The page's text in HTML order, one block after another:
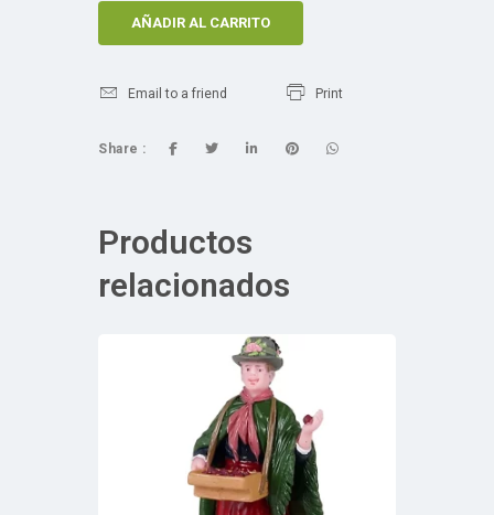
AÑADIR AL CARRITO
Email to a friend Print
Share :
Productos
relacionados